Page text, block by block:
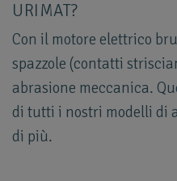
URIMAT?
Con il motore elettrico
spazzole (contatti
abrasione meccanica.
di tutti i nostri modelli di
di più.